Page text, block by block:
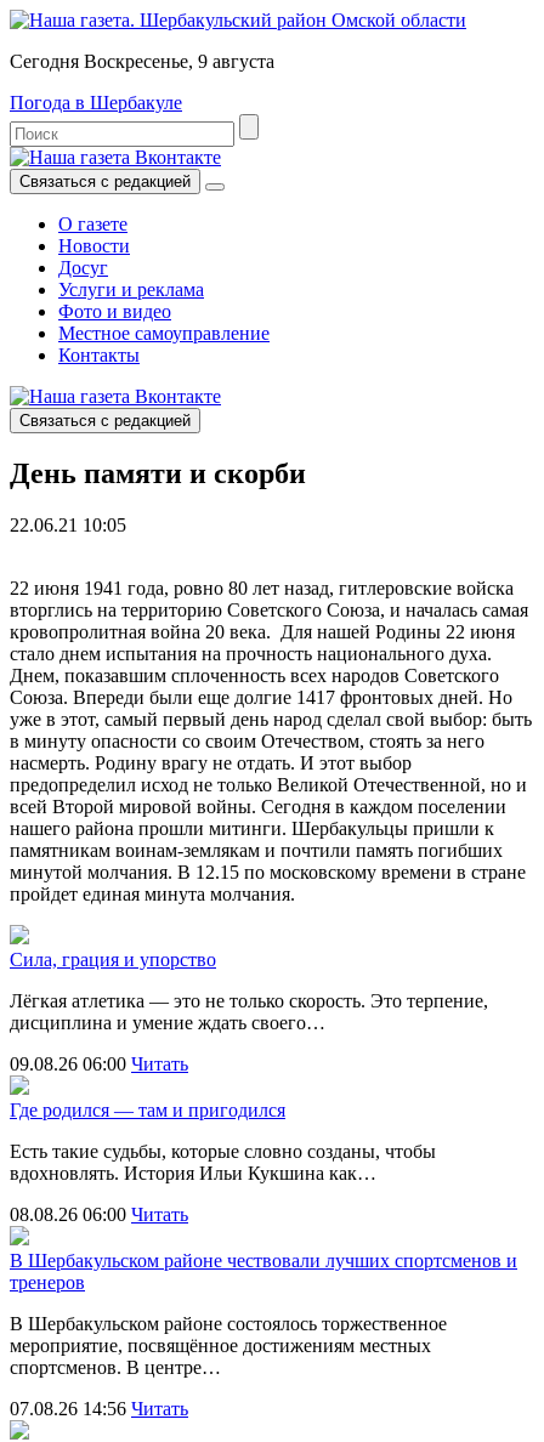
Сегодня Воскресенье, 9 августа
Погода в Шербакуле
Связаться с редакцией
О газете
Новости
Досуг
Услуги и реклама
Фото и видео
Местное самоуправление
Контакты
Связаться с редакцией
День памяти и скорби
22.06.21 10:05
22 июня 1941 года, ровно 80 лет назад, гитлеровские войска
вторглись на территорию Советского Союза, и началась самая
кровопролитная война 20 века. Для нашей Родины 22 июня
стало днем испытания на прочность национального духа.
Днем, показавшим сплоченность всех народов Советского
Союза. Впереди были еще долгие 1417 фронтовых дней. Но
уже в этот, самый первый день народ сделал свой выбор: быть
в минуту опасности со своим Отечеством, стоять за него
насмерть. Родину врагу не отдать. И этот выбор
предопределил исход не только Великой Отечественной, но и
всей Второй мировой войны. Сегодня в каждом поселении
нашего района прошли митинги. Шербакульцы пришли к
памятникам воинам-землякам и почтили память погибших
минутой молчания. В 12.15 по московскому времени в стране
пройдет единая минута молчания.
Сила, грация и упорство
Лёгкая атлетика — это не только скорость. Это терпение,
дисциплина и умение ждать своего…
09.08.26 06:00 Читать
Где родился — там и пригодился
Есть такие судьбы, которые словно созданы, чтобы
вдохновлять. История Ильи Кукшина как…
08.08.26 06:00 Читать
В Шербакульском районе чествовали лучших спортсменов и
тренеров
В Шербакульском районе состоялось торжественное
мероприятие, посвящённое достижениям местных
спортсменов. В центре…
07.08.26 14:56 Читать